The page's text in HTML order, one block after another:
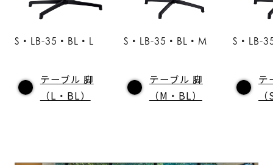
S・LB-35・BL・L
テーブル 脚
（L・BL）
S・LB-35・BL・M
テーブル 脚
（M・BL）
S・LB-
テ